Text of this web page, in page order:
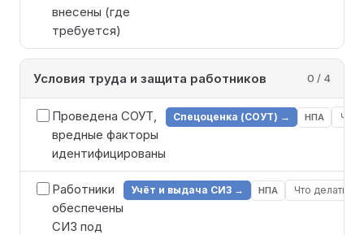
внесены (где
требуется)
Условия труда и защита работников 0 / 4
Проведена СОУТ,
вредные факторы
идентифицированы
Спецоценка (СОУТ) → НПА Что
Работники
обеспечены
СИЗ под
Учёт и выдача СИЗ → НПА Что делать